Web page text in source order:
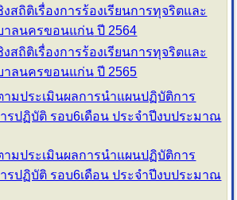
สถิติเรื่องการร้องเรียนการทุจริตและ
าลนครขอนแก่น ปี 2564
สถิติเรื่องการร้องเรียนการทุจริตและ
าลนครขอนแก่น ปี 2565
ามประเมินผลการนำแผนปฏิบัติการ
รปฏิบัติ รอบ6เดือน ประจำปีงบประมาณ
ามประเมินผลการนำแผนปฏิบัติการ
รปฏิบัติ รอบ6เดือน ประจำปีงบประมาณ